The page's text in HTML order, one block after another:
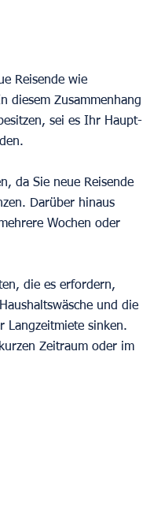
Reisende wie
diesem Zusammenhang
sei es Ihr Haupt-
da Sie neue Reisende
Darüber hinaus
Wochen oder
die es erfordern,
und die
Langzeitmiete sinken.
Zeitraum oder im